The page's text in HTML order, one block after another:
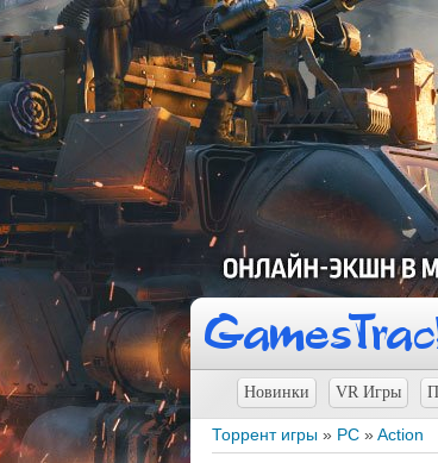
Новинки VR Игры
Торрент игры » PC »Action